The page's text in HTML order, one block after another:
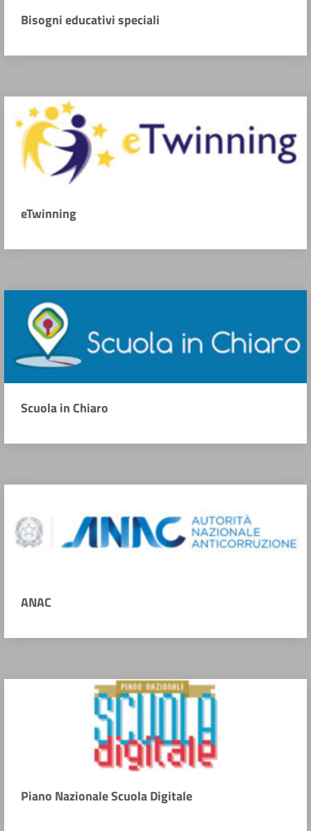
Bisogni educativi speciali
eTwinning
Scuola in Chiaro
ANAC
Piano Nazionale Scuola Digitale